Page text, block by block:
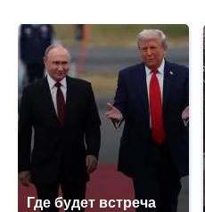
Где будет встреча